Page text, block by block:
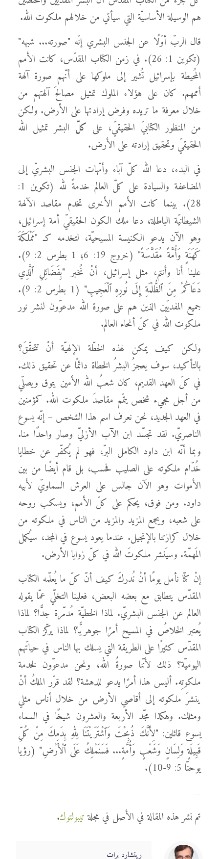
هم الوسيلة الأساسيّة التي سيأتي من خلالهم ملكوت الله.
قال الربّ أوّلًا عن الجنس البشري إنّه "صورته... شبهه"
(تكوين 1: 26). في زمن الكتاب المقدّس، كانت الأمم
المُحيطة بإسرائيل تُشير إلى ملوكها على أنّهم صورة آلهة
أممهم. كان على هؤلاء الملوك تمثيل مصالحَ آلهتهم من
خلال معرفة ما تريده وفرض إرادتها على الأرض. ولكن
من المنظور الكتابيّ الحقيقيّ، على كلّ البشر تمثيل الله
الحقيقيّ وتحقيق إرادته على الأرض.
في البدء، دعا الله كلّ آباء وأمّهات الجنس البشريّ إلى
المضاعفة والسيادة على كلّ العالم خدمةً لله (تكوين 1:
28). بينما كانت الأمم الأخرى تخدم مقاصد الآلهة
الشيطانيّة الباطلة، دعا ملك الكون الحقيقيّ أمة إسرائيل،
وهو الآن يدعو الكنيسة المسيحيّة، لتخدمه كـ "مَمْلَكَةَ
كَهَنَةٍ وَأُمَّةً مُقَدَّسَةً" (خروج 19: 6؛ 1 بطرس 2: 9).
علينا أنا وأنتم، مثل إسرائيل، أنْ نُخبر "بِفَضَائِلِ ٱلَّذِي
دَعَاكُمْ مِنَ ٱلظُّلْمَةِ إِلَى نُورِهِ ٱلْعَجِيبِ" (1 بطرس 2: 9).
جميع المفديّين الذين هم على صورة الله مدعوّون لنشر نور
ملكوت الله في كلّ أنحاء العالم.
ولكن كيف يمكن لهذه الخطّة الإلهيّة أنْ تتحقّقَ؟
بالتأكيد، سوف يعجزُ البشرُ الخطاة دائمًا عن تحقيق ذلك.
في كلّ العهد القديم، كان شعبُ الله الأمين يتوق ويصلّي
من أجل مجيء شخص يتمّم مقاصدَ ملكوت الله. كمؤمنين
في العهد الجديد، نحن نعرف اسم هذا الشخص – إنّه يسوع
الناصريّ. لقد تجسّد ابن الآب الأزليّ وصار واحدًا منا.
وبما أنّه ابن داود الكامل البرّ، فهو لم يُكفّر عن خطايا
خُدّام ملكوته على الصليب فحسب، بل قام أيضًا من بين
الأموات وهو الآن جالس على العرش السماويّ لأبيه
داود. ومن فوق، يحكم على كلّ الأمم، ويسكب روحه
على شعبه، ويجمع المزيد والمزيد من الناس في ملكوته من
خلال كرازتنا بالإنجيل. عندما يعود يسوع في المجد، سيُكمل
المَهمّة. وسيَنشر ملكوتَ الله في كلّ زوايا الأرض.
إنْ كنّا نأمل يومًا أنْ نُدركَ كيف أنّ كلّ ما يُعلّمه الكتاب
المقدّس يتطابق مع بعضه البعض، فعلينا التخلّي عمّا يقوله
العالم عن الجنس البشريّ. لماذا الخطيّة مُدمّرة جدًّا؟ لماذا
يُعتبر الخلاصُ في المسيح أمرًا جوهريًّا؟ لماذا يركّز الكتاب
المقدّس كثيرًا على الطريقة التي يسلك بها الناس في حياتّهم
اليوميّة؟ ذلك لأنّنا صورةُ الله، ونحن مدعوّون لخدمة
ملكوتِه. أليس هذا أمرًا يدعو للدهشة؟ لقد قرّر الملكُ أنْ
ينشرَ ملكوته إلى أقاصي الأرض من خلال أناس مثلي
ومثلك. وهكذا مجّد الأربعة والعشرون شيخًا في السماء
يسوع قائلين: "لِأَنَّكَ ذُبِحْتَ وَٱشْتَرَيْتَنَا لِلهِ بِدَمِكَ مِنْ كُلِّ
قَبِيلَةٍ وَلِسَانٍ وَشَعْبٍ وَأُمَّةٍ... فَسَنَمْلِكُ عَلَى ٱلْأَرْضِ" (رؤيا
يوحنّا 5: 9-10).
تم نشر هذه المقالة في الأصل في مجلةتيبولتوك.
ريتشارد برات